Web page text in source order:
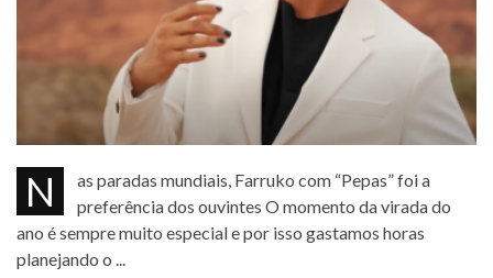
Nas paradas mundiais, Farruko com “Pepas” foi a
preferência dos ouvintes O momento da virada do
ano é sempre muito especial e por isso gastamos horas
planejando o ...